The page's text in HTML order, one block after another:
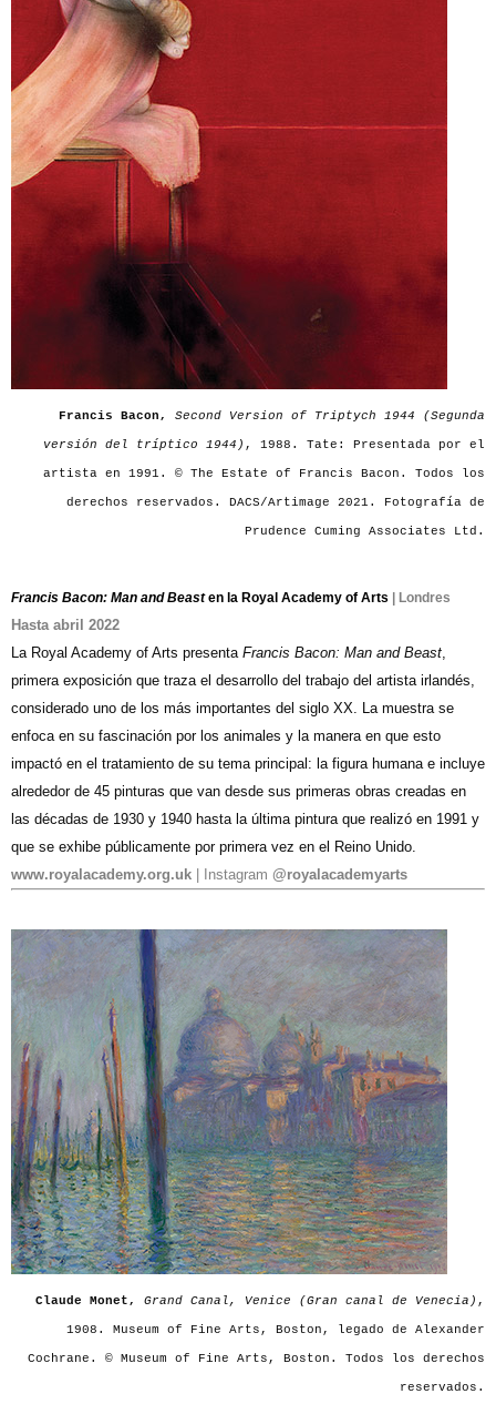
Francis Bacon, Second Version of Triptych 1944 (Segunda
versión del tríptico 1944) , 1988. Tate: Presentada por el
artista en 1991. © The Estate of Francis Bacon. Todos los
derechos reservados. DACS/Artimage 2021. Fotografía de
Prudence Cuming Associates Ltd.
Francis Bacon: Man and Beasten la Royal Academy of Arts | Londres
Hasta abril 2022
La Royal Academy of Arts presenta Francis Bacon: Man and Beast
primera exposición que traza el desarrollo del trabajo del artista irlandés,
considerado uno de los más importantes del siglo XX. La muestra se
enfoca en su fascinación por los animales y la manera en que esto
impactó en el tratamiento de su tema principal: la figura humana e incluye
alrededor de 45 pinturas que van desde sus primeras obras creadas en
las décadas de 1930 y 1940 hasta la última pintura que realizó en 1991 y
que se exhibe públicamente por primera vez en el Reino Unido.
www.royalacademy.org.uk | Instagram @royalacademyarts
Claude Monet, Grand Canal, Venice (Gran canal de Venecia) ,
1908. Museum of Fine Arts, Boston, legado de Alexander
Cochrane. © Museum of Fine Arts, Boston. Todos los derechos
reservados.